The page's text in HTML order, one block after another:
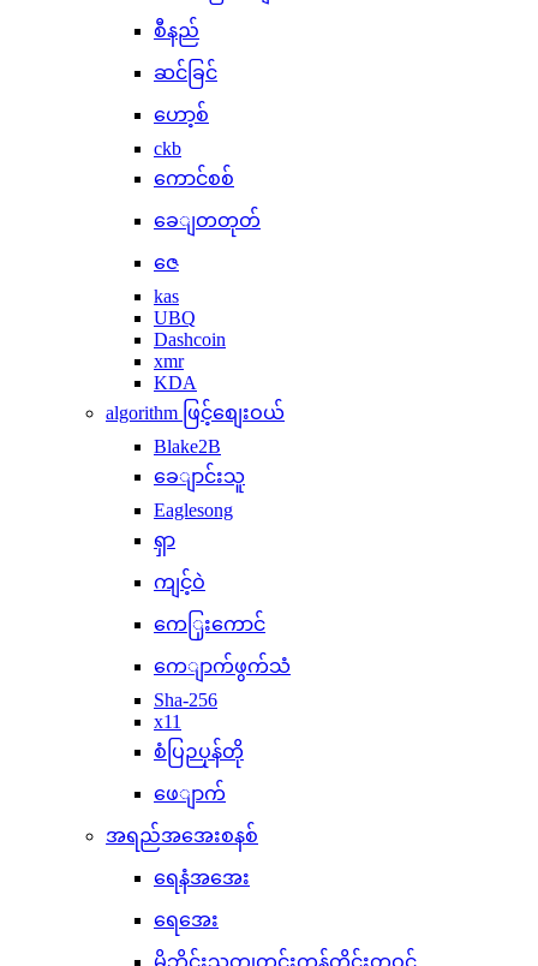
စီနည်
ဆင်ခြင်
ဟော့စ်
ckb
ကောင်စစ်
ခေျတတုတ်
ဇေ
kas
UBQ
Dashcoin
xmr
KDA
algorithm ဖြင့်စျေးဝယ်
Blake2B
ခေျာင်းသူ
Eaglesong
ရှာ
ကျင့်ဝဲ
ကေြှးကောင်
ကေျာက်ဖွက်သံ
Sha-256
x11
စံပြဉပုန်တို
ဖေျာက်
အရည်အအေးစနစ်
ရေနံအအေး
ရေအေး
မိုဘိုင်းသတ္တုတွင်းကွန်တိုင်းတဝင်